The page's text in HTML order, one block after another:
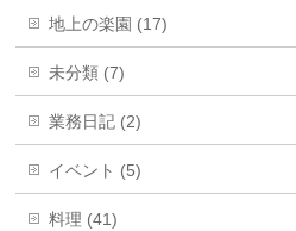
地上の楽園 (17)
未分類 (7)
業務日記 (2)
イベント (5)
料理 (41)